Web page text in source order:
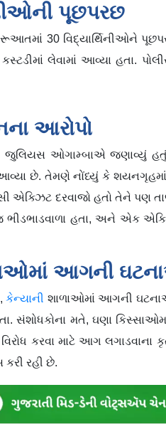
પૂછપરછ
30 વિદ્યાર્થિનીઓને
કસ્ટડીમાં લેવામાં આવ્યા હતા.
આરોપો
જુલિયસ ઓગામ્બાએ જણાવ્યું હતું
છે. તેમણે નોંધ્યું કે શયનગૃહમાં
એક્ઝિટ દરવાજો હતો તેને પણ
હતા, અને એક
આગની
કેન્યાની શાળાઓમાં આગની
સંશોધકોના મતે, ઘણા
વિરોધ કરવા માટે આગ
કરી રહી છે.